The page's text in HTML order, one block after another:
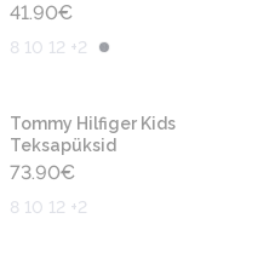
41.90€
8 10 12 +2
Tommy Hilfiger Kids
Teksapüksid
73.90€
8 10 12 +2